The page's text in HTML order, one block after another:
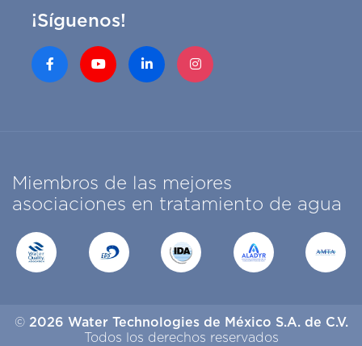
¡Síguenos!
Miembros de las mejores
asociaciones en tratamiento de agua
© 2026 Water Technologies de México S.A. de C.V.
Todos los derechos reservados